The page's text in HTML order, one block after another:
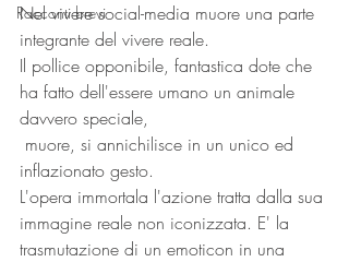
Racconti brevi
Nel vivere social-media muore una parte
integrante del vivere reale.
Il pollice opponibile, fantastica dote che
ha fatto dell'essere umano un animale
davvero speciale,
inflazionato gesto.
L'opera immortala l'azione tratta dalla sua
immagine reale non iconizzata. E' la
trasmutazione di un emoticon in una